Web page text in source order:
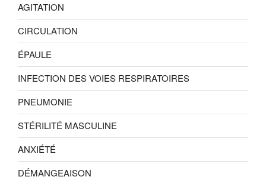
AGITATION
CIRCULATION
ÉPAULE
INFECTION DES VOIES RESPIRATOIRES
PNEUMONIE
STÉRILITÉ MASCULINE
ANXIÉTÉ
DÉMANGEAISON